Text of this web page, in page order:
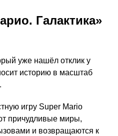
Галактика»
уже нашёл отклик у
историю в масштаб
игру Super Mario
причудливые миры,
и возвращаются к